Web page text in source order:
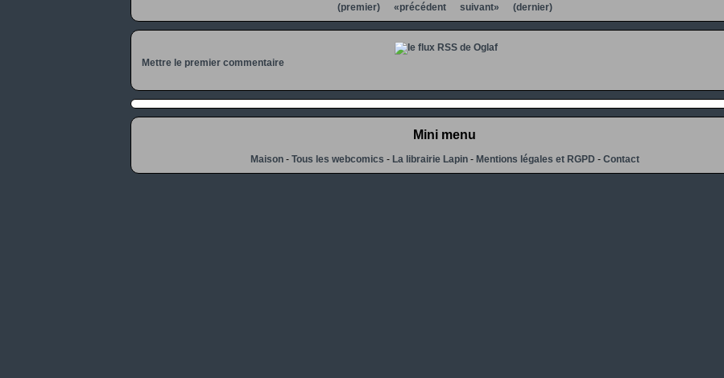
(premier) «précédent suivant» (dernier)
Mettre le premier commentaire
Mini menu
Maison- Tous les webcomics - La librairie Lapin- Mentions légales et RGPD - Contact